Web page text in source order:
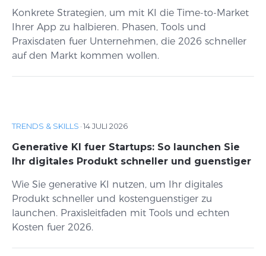
Konkrete Strategien, um mit KI die Time-to-Market
Ihrer App zu halbieren. Phasen, Tools und
Praxisdaten fuer Unternehmen, die 2026 schneller
auf den Markt kommen wollen.
TRENDS & SKILLS ·14 JULI 2026
Generative KI fuer Startups: So launchen Sie
Ihr digitales Produkt schneller und guenstiger
Wie Sie generative KI nutzen, um Ihr digitales
Produkt schneller und kostenguenstiger zu
launchen. Praxisleitfaden mit Tools und echten
Kosten fuer 2026.